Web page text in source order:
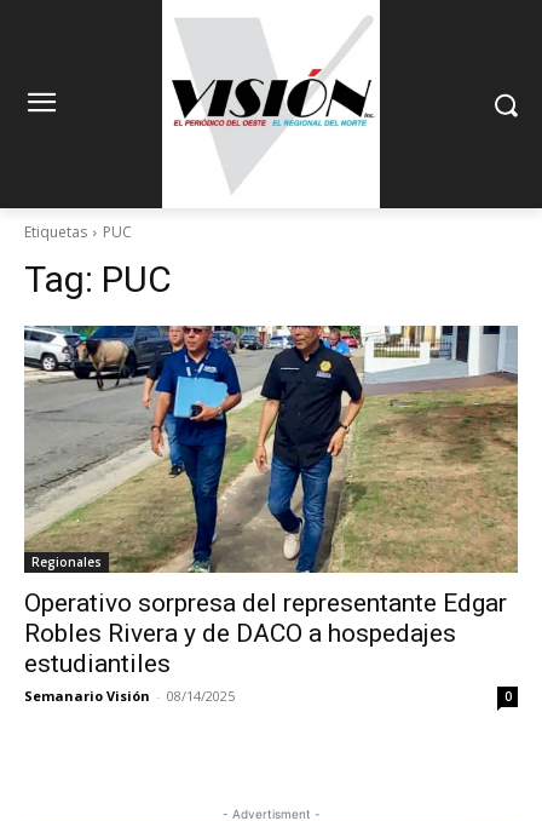
Etiquetas PUC
Tag: PUC
Regionales
Operativo sorpresa del representante Edgar
Robles Rivera y de DACO a hospedajes
estudiantiles
Semanario Visión - 08/14/2025 0
- Advertisment -